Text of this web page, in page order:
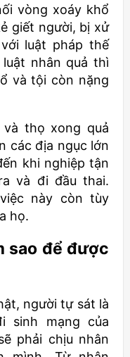
vòng xoáy khổ
giết người, bị xử
luật pháp thế
nhân quả thì
và tội còn nặng
thọ xong quả
các địa ngục lớn
khi nghiệp tận
và đi đầu thai.
này còn tùy
họ.
sao để được
người tự sát là
sinh mạng của
phải chịu nhân